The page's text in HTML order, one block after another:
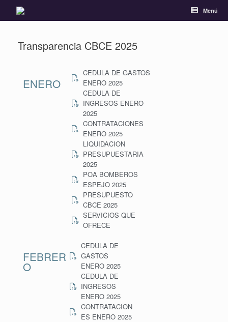
Menú
Transparencia CBCE 2025
ENERO
CEDULA DE GASTOS
ENERO 2025
CEDULA DE
INGRESOS ENERO
2025
CONTRATACIONES
ENERO 2025
LIQUIDACION
PRESUPUESTARIA
2025
POA BOMBEROS
ESPEJO 2025
PRESUPUESTO
CBCE 2025
SERVICIOS QUE
OFRECE
FEBRER
O
CEDULA DE
GASTOS
ENERO 2025
CEDULA DE
INGRESOS
ENERO 2025
CONTRATACION
ES ENERO 2025